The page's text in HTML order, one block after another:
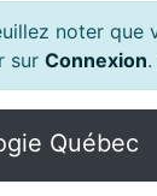
noter
sur Connexion.
Québec